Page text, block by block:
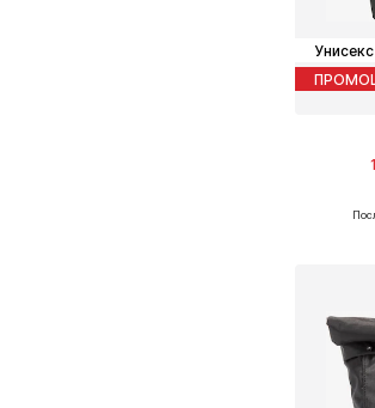
Унисекс